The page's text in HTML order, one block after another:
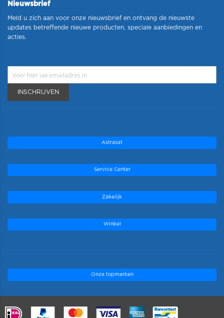
Nieuwsbrief
Meld u zich aan voor onze nieuwsbrief en ontvang de nieuwste
updates betreffende nieuwe producten, speciale aanbiedingen en
acties.
INSCHRIJVEN
Astrasat
Service Center
Zakelijk
Winkel
Onze topmerken
.